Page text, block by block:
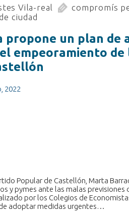
Vila-real compromís
ciudad
un plan de
empeoramiento de
2022
Popular de Castellón, Marta
y pymes ante las malas previsiones
por los Colegios de
adoptar medidas urgentes…